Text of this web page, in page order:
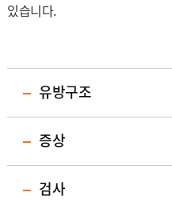
있습니다.
유방구조
증상
검사